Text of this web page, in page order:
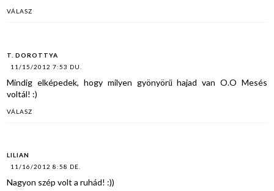
VÁLASZ
T. DOROTTYA
11/15/2012 7:53 DU.
Mindig elképedek, hogy milyen gyönyörű hajad van O.O Mesés
voltál! :)
VÁLASZ
LILIAN
11/16/2012 8:58 DE.
Nagyon szép volt a ruhád! :))